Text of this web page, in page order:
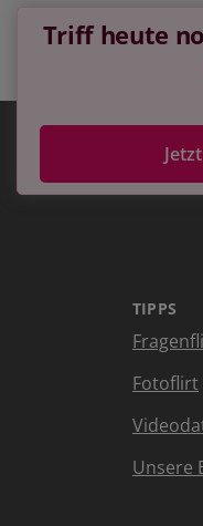
Triff heute
TIPPS
Fotoflirt
Unsere